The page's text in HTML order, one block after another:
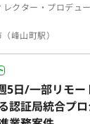
レクター・プロデュ
峰山町駅）
5日/一部リモ
認証局統合プ